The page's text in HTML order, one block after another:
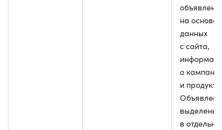
на основе
данных
с сайта,
о
и продукте.
выделены
в